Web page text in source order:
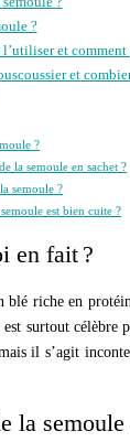
?
et comment
et
?
la semoule en sachet ?
semoule ?
est bien cuite ?
en fait ?
riche en
surtout
il s’agit
la semoule